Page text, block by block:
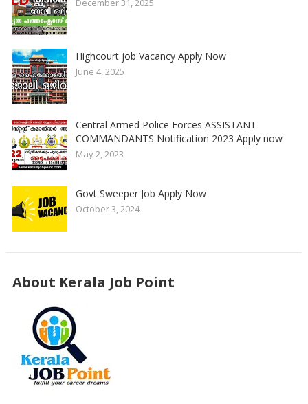
December 31, 2025
Highcourt job Vacancy Apply Now
June 4, 2025
Central Armed Police Forces ASSISTANT
COMMANDANTS Notification 2023 Apply now
May 2, 2023
Govt Sweeper Job Apply Now
October 3, 2024
About Kerala Job Point